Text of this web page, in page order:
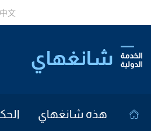
中文
هذه شانغهاي